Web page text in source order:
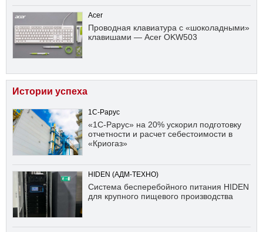
Acer
Проводная клавиатура с «шоколадными»
клавишами — Acer OKW503
Истории успеха
1С-Рарус
«1С-Рарус» на 20% ускорил подготовку
отчетности и расчет себестоимости в
«Криогаз»
HIDEN (АДМ-ТЕХНО)
Система бесперебойного питания HIDEN
для крупного пищевого производства